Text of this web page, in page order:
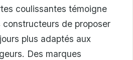
coulissantes témoigne
constructeurs de proposer
plus adaptés aux
Des marques